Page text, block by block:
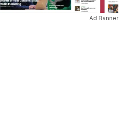
Ad Banner